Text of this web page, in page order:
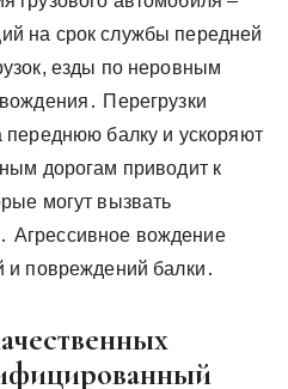
на срок службы передней
езды по неровным
Перегрузки
переднюю балку и ускоряют
дорогам приводит к
могут вызвать
вождение
и повреждений балки․